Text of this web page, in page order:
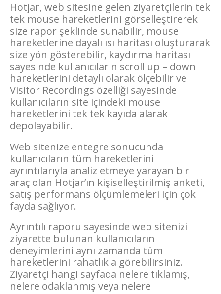
Hotjar, web sitesine gelen ziyaretçilerin tek
tek mouse hareketlerini görselleştirerek
size rapor şeklinde sunabilir, mouse
hareketlerine dayalı ısı haritası oluşturarak
size yön gösterebilir, kaydırma haritası
sayesinde kullanıcıların scroll up – down
hareketlerini detaylı olarak ölçebilir ve
Visitor Recordings özelliği sayesinde
kullanıcıların site içindeki mouse
hareketlerini tek tek kayıda alarak
depolayabilir.
Web sitenize entegre sonucunda
kullanıcıların tüm hareketlerini
ayrıntılarıyla analiz etmeye yarayan bir
araç olan Hotjar’ın kişiselleştirilmiş anketi,
satış performans ölçümlemeleri için çok
fayda sağlıyor.
Ayrıntılı raporu sayesinde web sitenizi
ziyarette bulunan kullanıcıların
deneyimlerini aynı zamanda tüm
hareketlerini rahatlıkla görebilirsiniz.
Ziyaretçi hangi sayfada nelere tıklamış,
nelere odaklanmış veya nelere